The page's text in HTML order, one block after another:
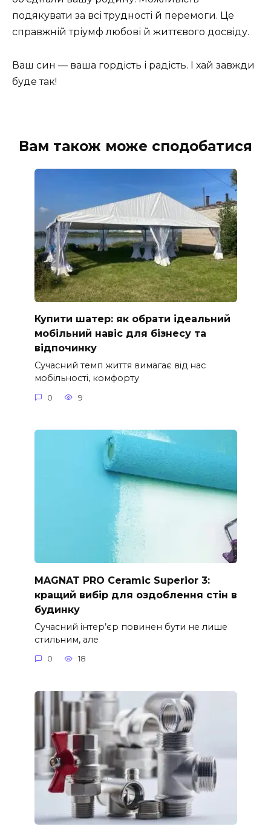
подякувати за всі трудності й перемоги. Це
справжній тріумф любові й життєвого досвіду.
Ваш син — ваша гордість і радість. І хай завжди
буде так!
Вам також може сподобатися
Купити шатер: як обрати ідеальний
мобільний навіс для бізнесу та
відпочинку
Сучасний темп життя вимагає від нас
мобільності, комфорту
0 9
MAGNAT PRO Ceramic Superior 3:
кращий вибір для оздоблення стін в
будинку
Сучасний інтер’єр повинен бути не лише
стильним, але
0 18